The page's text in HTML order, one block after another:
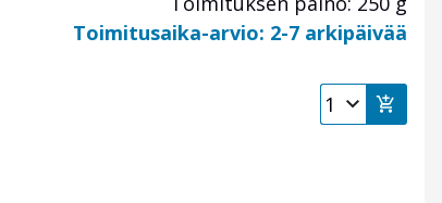
Toimitusaika-arvio: 2-7 arkipäivää